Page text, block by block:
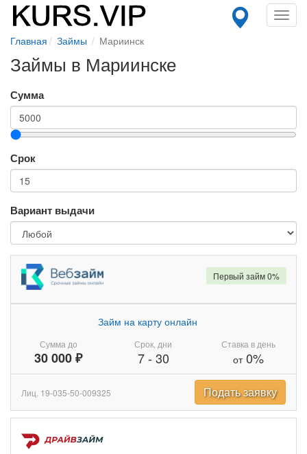
Главная Займы Мариинск
Займы в Мариинске
Сумма
Срок
Вариант выдачи
Сумма до
30 000 ₽
Займ на карту онлайн
Срок, дни
7- 30
Ставка в день
от0%
Первый займ 0%
Лиц. 19-035-50-009325 Подать заявку